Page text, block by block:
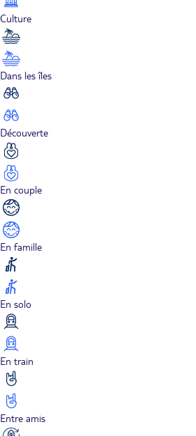
Culture
Dans les îles
Découverte
En couple
En famille
En solo
En train
Entre amis